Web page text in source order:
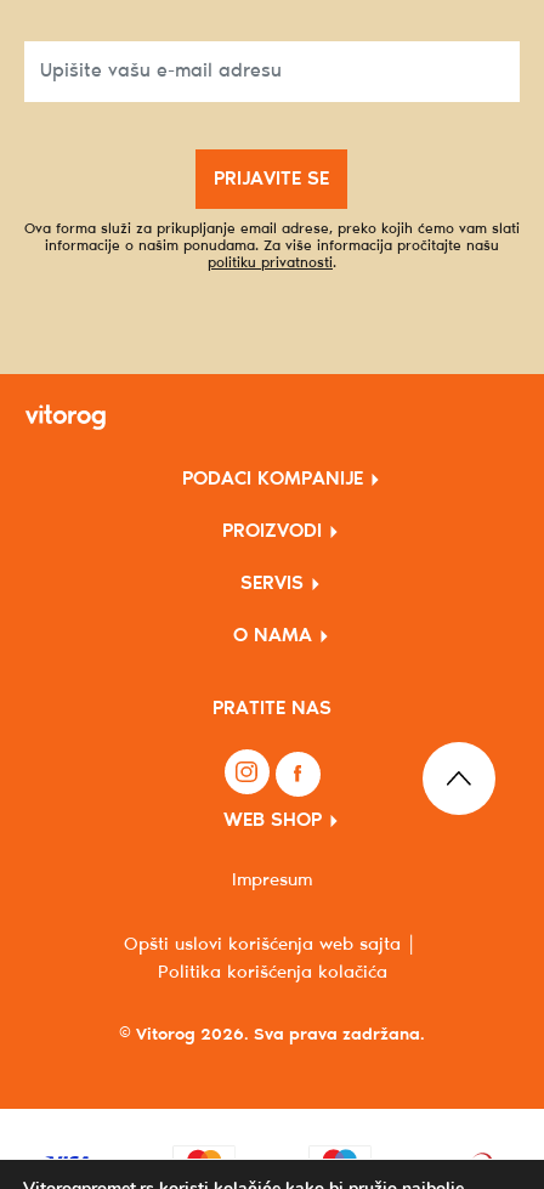
PRIJAVITE SE
Ova forma služi za prikupljanje email adrese, preko kojih ćemo vam slati
informacije o našim ponudama. Za više informacija pročitajte našu
politiku privatnosti.
PODACI KOMPANIJE
PROIZVODI
SERVIS
O NAMA
PRATITE NAS
WEB SHOP
© Vitorog 2026. Sva prava zadržana.
Opšti uslovi korišćenja web sajta
Politika korišćenja kolačića
Impresum